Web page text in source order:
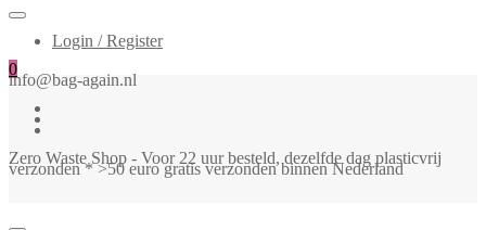
Login / Register
0
info@bag-again.nl
Zero Waste Shop - Voor 22 uur besteld, dezelfde dag plasticvrij
verzonden * >50 euro gratis verzonden binnen Nederland